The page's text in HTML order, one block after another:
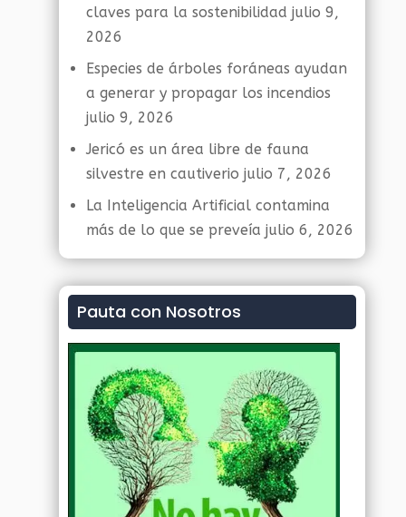
claves para la sostenibilidad julio 9,
2026
Especies de árboles foráneas ayudan
a generar y propagar los incendios
julio 9, 2026
Jericó es un área libre de fauna
silvestre en cautiverio julio 7, 2026
La Inteligencia Artificial contamina
más de lo que se preveía julio 6, 2026
Pauta con Nosotros